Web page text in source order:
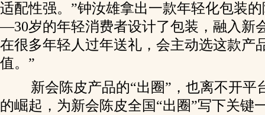
适配性强。”钟汝雄拿出一款年轻化包装
—30岁的年轻消费者设计了包装，融入新
在很多年轻人过年送礼，会主动选这款产
值。”
新会陈皮产品的“出圈”，也离不开平
的崛起，为新会陈皮全国“出圈”写下关键